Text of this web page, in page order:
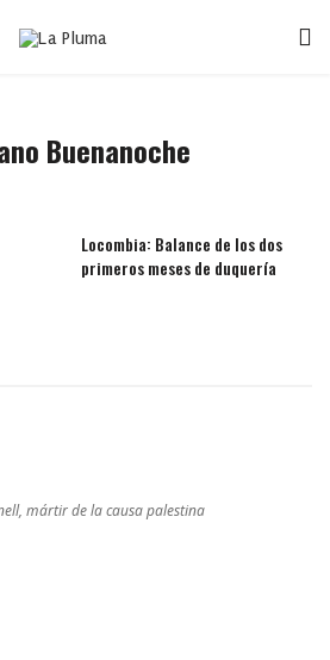
Buenanoche
Locombia: Balance de los dos
primeros meses de duquería
mártir de la causa palestina